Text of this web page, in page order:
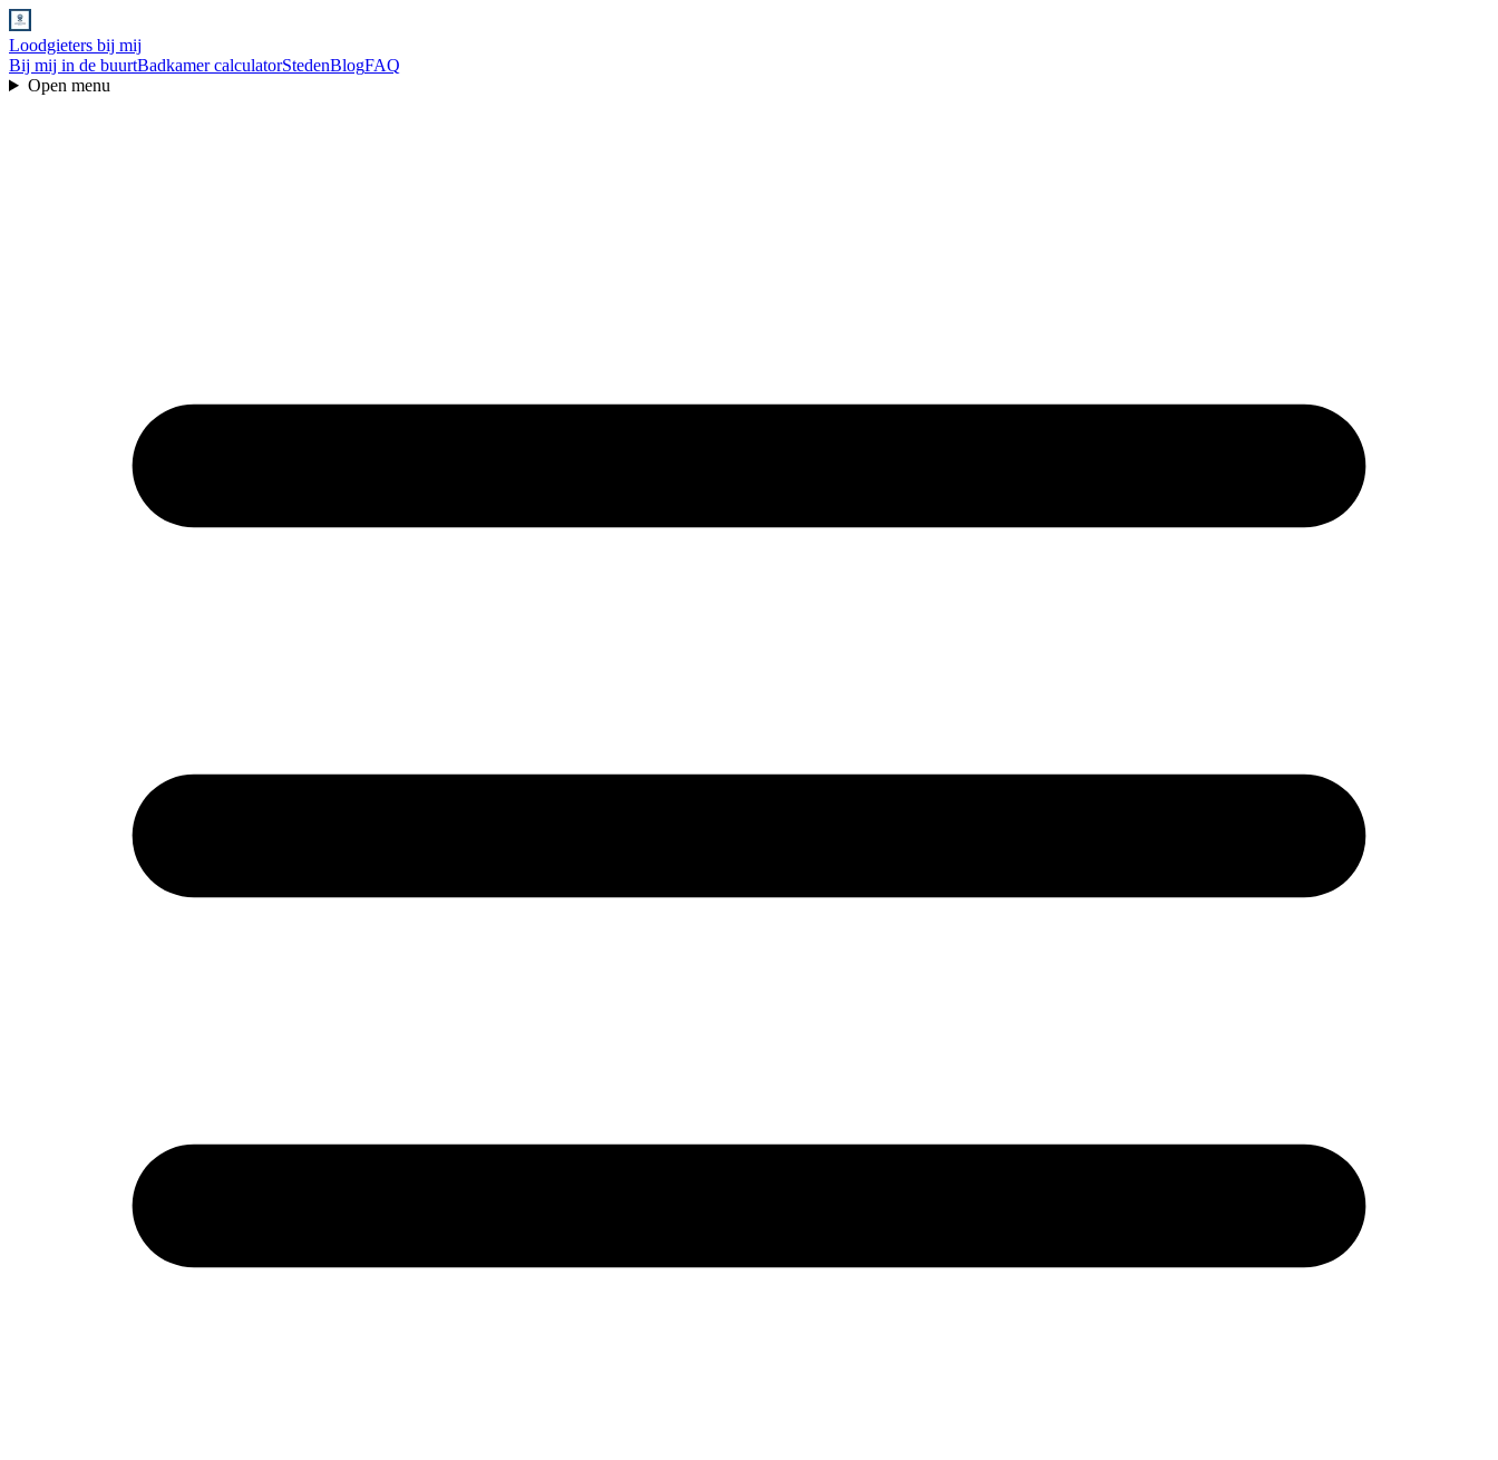
Loodgieters bij mij
Bij mij in de buurtBadkamer calculatorStedenBlogFAQ
Open menu